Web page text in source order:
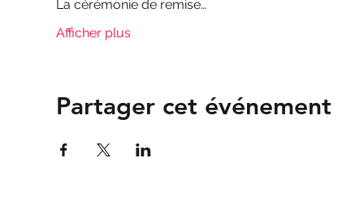
La cérémonie de remise…
Afficher plus
Partager cet événement